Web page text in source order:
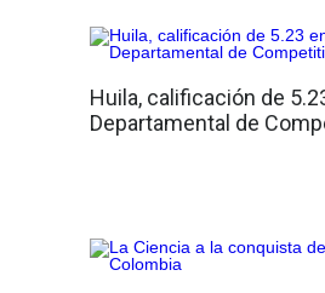
Huila, calificación de
Departamental de